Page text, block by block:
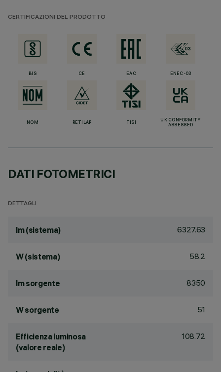
CERTIFICAZIONI DEL PRODOTTO
BIS CE EAC ENEC-03
NOM RETILAP TISI
UK CONFORMITY
ASSESSED
DATI FOTOMETRICI
DETTAGLI
lm (sistema) 6327.63
W (sistema) 58.2
lm sorgente 8350
W sorgente 51
Efficienza luminosa
(valore reale)
108.72